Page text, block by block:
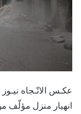
عكـس الاتّـجاه
انهيار منزل مؤلّف